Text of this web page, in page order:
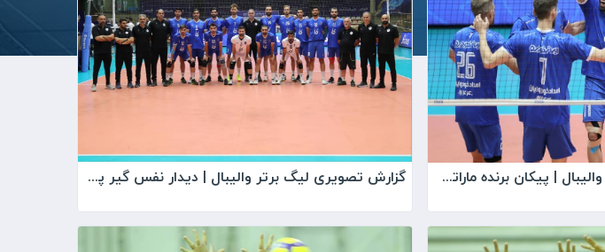
گزارش تصویری لیگ برتر والیبال | پیکان برنده ماراتن والیبال مقابل طبیعت گزارش تصویری لیگ برتر والیبال | دیدار نفس گیر پیکان و صنعتگران امید